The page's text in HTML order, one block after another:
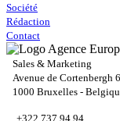
Société
Rédaction
Contact
Sales & Marketing
Avenue de Cortenbergh
1000 Bruxelles -
+322 737 94 94